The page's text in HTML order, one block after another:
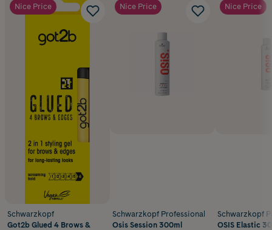
Nice Price
Schwarzkopf
Got2b Glued 4 Brows &
Nice Price
Schwarzkopf Professional
Osis Session 300ml
Nice Price
Schwarzkopf
OSIS Elastic